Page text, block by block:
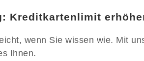
Kreditkartenlimit
wenn Sie wissen wie. Mit
Ihnen.